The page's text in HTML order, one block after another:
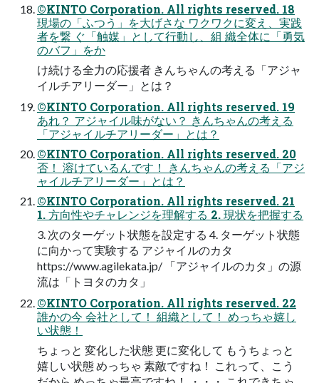
©KINTO Corporation. All rights reserved. 18
現場の「ふつう」を大げさな ワクワクに変え、実践
者を繋 ぐ「触媒」として行動し、組 織全体に「勇気
のバフ」をか
け続ける全力の応援者 きんちゃんの考える「アジャ
イルチアリーダー」とは？
©KINTO Corporation. All rights reserved. 19
あれ？ アジャイル味がない？ きんちゃんの考える
「アジャイルチアリーダー」とは？
©KINTO Corporation. All rights reserved. 20
否！ 溶けているんです！ きんちゃんの考える「アジ
ャイルチアリーダー」とは？
©KINTO Corporation. All rights reserved. 21
1. 方向性やチャレンジを理解する 2. 現状を把握する
3. 次のターゲット状態を設定する 4. ターゲット状態
に向かって実験する アジャイルのカタ
https://www.agilekata.jp/ 「アジャイルのカタ」の源
流は「トヨタのカタ」
©KINTO Corporation. All rights reserved. 22
誰かの今 会社として！ 組織として！ めっちゃ嬉し
い状態！
ちょっと 変化した状態 更に変化して もうちょっと
嬉しい状態 めっちゃ 素敵ですね！ これって、こう